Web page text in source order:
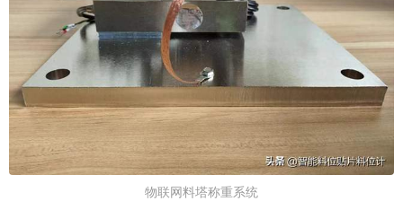
物联网料塔称重系统